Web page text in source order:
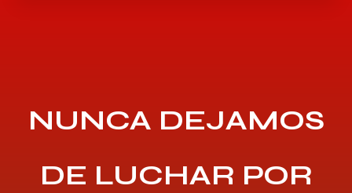
NUNCA DEJAMOS
DE LUCHAR POR